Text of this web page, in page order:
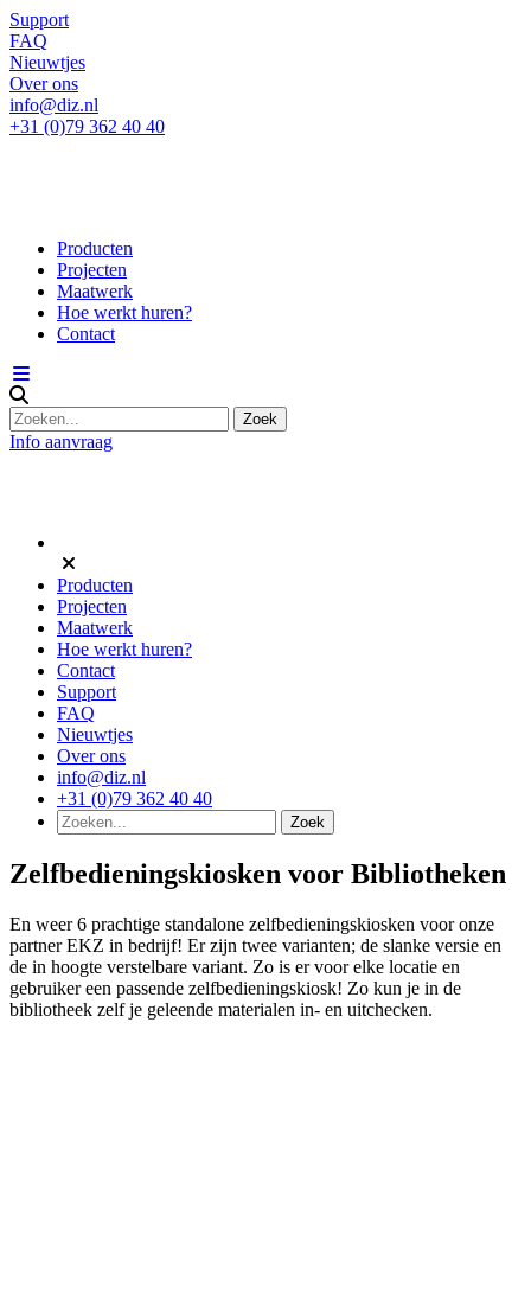
Support
FAQ
Nieuwtjes
Over ons
info@diz.nl
+31 (0)79 362 40 40
Producten
Projecten
Maatwerk
Hoe werkt huren?
Contact
Info aanvraag
Producten
Projecten
Maatwerk
Hoe werkt huren?
Contact
Support
FAQ
Nieuwtjes
Over ons
info@diz.nl
+31 (0)79 362 40 40
Zelfbedieningskiosken voor Bibliotheken
En weer 6 prachtige standalone zelfbedieningskiosken voor onze
partner EKZ in bedrijf! Er zijn twee varianten; de slanke versie en
de in hoogte verstelbare variant. Zo is er voor elke locatie en
gebruiker een passende zelfbedieningskiosk! Zo kun je in de
bibliotheek zelf je geleende materialen in- en uitchecken.